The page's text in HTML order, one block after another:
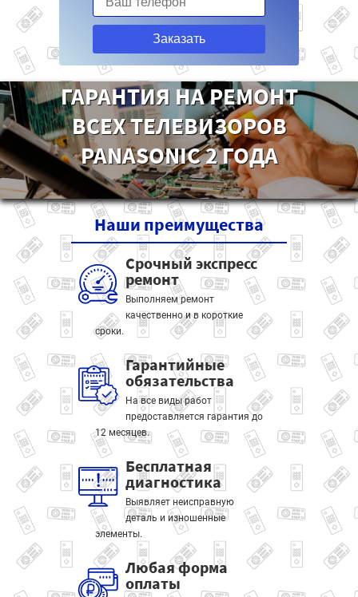
Заказать
ГАРАНТИЯ НА РЕМОНТ
ВСЕХ ТЕЛЕВИЗОРОВ
PANASONIC 2 ГОДА
Наши преимущества
Срочный экспресс
ремонт
Выполняем ремонт
качественно и в короткие
сроки.
Гарантийные
обязательства
На все виды работ
предоставляется гарантия до
12 месяцев.
Бесплатная
диагностика
Выявляет неисправную
деталь и изношенные
элементы.
Любая форма
оплаты